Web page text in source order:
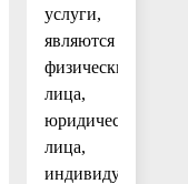
услуги,
являются
физические
лица,
юридические
лица,
индивидуальные